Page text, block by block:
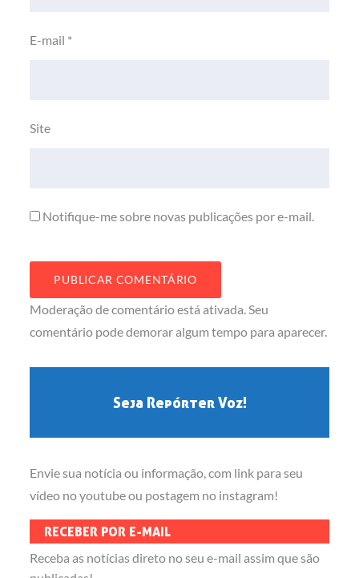
E-mail *
Site
Notifique-me sobre novas publicações por e-mail.
Moderação de comentário está ativada. Seu
comentário pode demorar algum tempo para aparecer.
Seja Repórter Voz!
Envie sua notícia ou informação, com link para seu
vídeo no youtube ou postagem no instagram!
RECEBER POR E-MAIL
Receba as notícias direto no seu e-mail assim que são